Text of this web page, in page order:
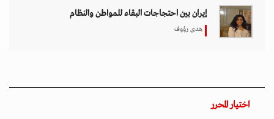
إيران بين احتجاجات البقاء للمواطن والنظام
هدى رؤوف
اختيار المحرر